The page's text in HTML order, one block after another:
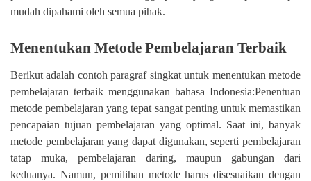
mudah dipahami oleh semua pihak.
Menentukan Metode Pembelajaran Terbaik
Berikut adalah contoh paragraf singkat untuk menentukan metode
pembelajaran terbaik menggunakan bahasa Indonesia:Penentuan
metode pembelajaran yang tepat sangat penting untuk memastikan
pencapaian tujuan pembelajaran yang optimal. Saat ini, banyak
metode pembelajaran yang dapat digunakan, seperti pembelajaran
tatap muka, pembelajaran daring, maupun gabungan dari
keduanya. Namun, pemilihan metode harus disesuaikan dengan